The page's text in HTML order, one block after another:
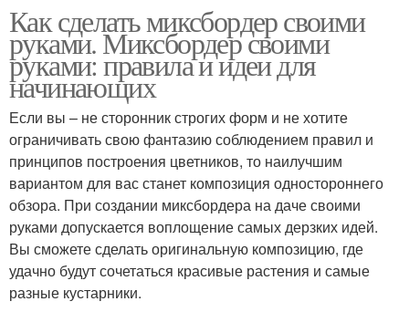
Как сделать миксбордер своими
руками. Миксбордер своими
руками: правила и идеи для
начинающих
Если вы – не сторонник строгих форм и не хотите
ограничивать свою фантазию соблюдением правил и
принципов построения цветников, то наилучшим
вариантом для вас станет композиция одностороннего
обзора. При создании миксбордера на даче своими
руками допускается воплощение самых дерзких идей.
Вы сможете сделать оригинальную композицию, где
удачно будут сочетаться красивые растения и самые
разные кустарники.